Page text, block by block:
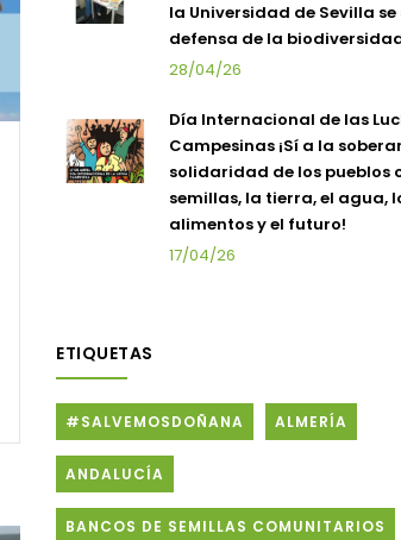
la Universidad de Sevilla
defensa de la
28/04/26
Día Internacional de las
Campesinas ¡Sí a la
solidaridad de los pueblos
semillas, la tierra, el agua,
alimentos y el futuro!
17/04/26
ETIQUETAS
#SALVEMOSDOÑANA ALMERÍA
ANDALUCÍA
BANCOS DE SEMILLAS COMUNITARIOS